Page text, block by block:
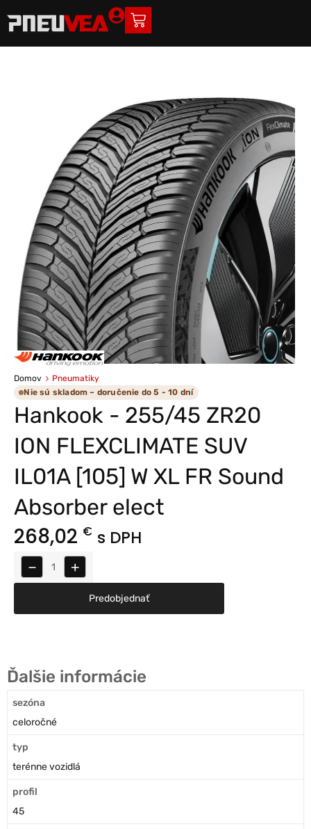
Domov
Pneumatiky
Nie sú skladom – doručenie do 5 - 10 dní
Hankook - 255/45 ZR20
ION FLEXCLIMATE SUV
IL01A [105] W XL FR Sound
Absorber elect
268,02 € s DPH
− +
Predobjednať
Ďalšie informácie
sezóna
celoročné
typ
terénne vozidlá
profil
45